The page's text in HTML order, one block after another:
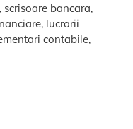
bancara,
lucrarii
contabile,